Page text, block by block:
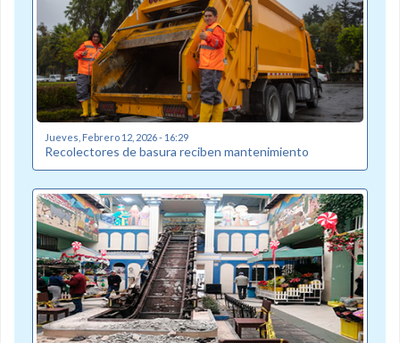
Jueves, Febrero 12, 2026 - 16:29
Recolectores de basura reciben mantenimiento